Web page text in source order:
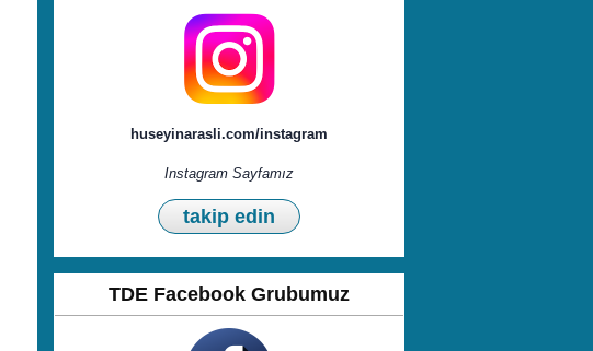
huseyinarasli.com/instagram
Instagram Sayfamız
takip edin
TDE Facebook Grubumuz